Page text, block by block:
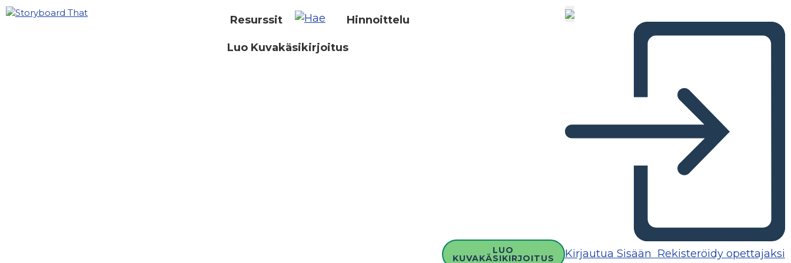
Resurssit Hinnoittelu
Luo Kuvakäsikirjoitus
LUO
KUVAKÄSIKIRJOITUS Kirjautua Sisään Rekisteröidy opettajaksi